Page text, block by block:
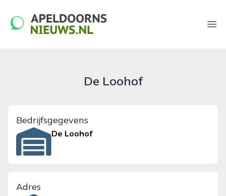
apeldoornsnieuws.nl
De Loohof
Bedrijfsgegevens
De Loohof
Adres